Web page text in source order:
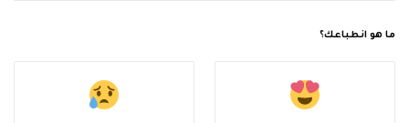
ما هو انطباعك؟